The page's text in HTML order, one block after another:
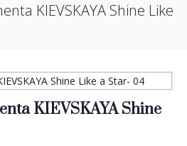
KIEVSKAYA Shine Like
KIEVSKAYA Shine